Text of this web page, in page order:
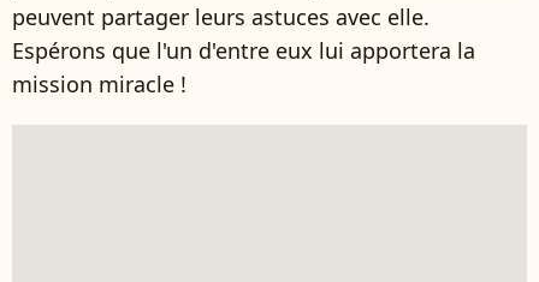
peuvent partager leurs astuces avec elle.
Espérons que l'un d'entre eux lui apportera la
mission miracle !